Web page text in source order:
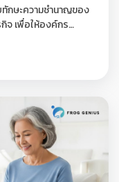
กษะความชำนาญของ
จ เพื่อให้องค์กร